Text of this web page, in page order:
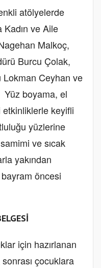
atölyelerde
ve Aile
Malkoç,
Burcu Çolak,
Lokman Ceyhan ve
Yüz boyama, el
etkinliklerle keyifli
yüzlerine
ve sıcak
yakından
öncesi
için hazırlanan
çocuklara